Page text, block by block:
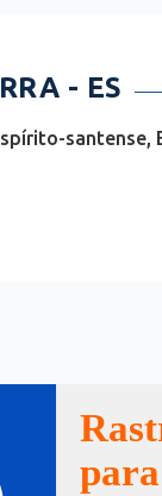
- ES
santense,